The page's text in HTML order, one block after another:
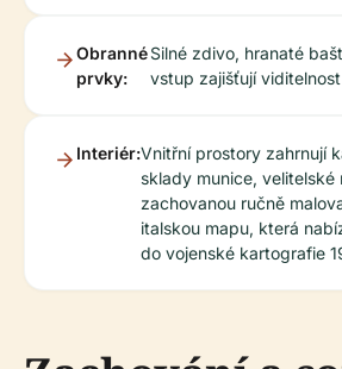
Obranné
prvky:
Silné zdivo, hranaté
vstup zajišťují
Interiér:Vnitřní prostory zahrnují
sklady munice, velitelské
zachovanou ručně
italskou mapu, která
do vojenské kartografie